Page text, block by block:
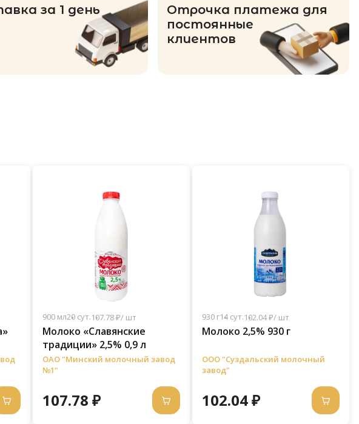
за 1 день
Отрочка платежа для
постоянные
клиентов
900 мл20 сут.107.78 ₽/ шт
Молоко «Славянские
традиции» 2,5% 0,9 л
ОАО "Минский молочный завод
№1"
107.78 ₽
930 г14 сут.102.04 ₽/ шт
Молоко 2,5% 930 г
ООО "Суздальский молочный
завод"
102.04 ₽